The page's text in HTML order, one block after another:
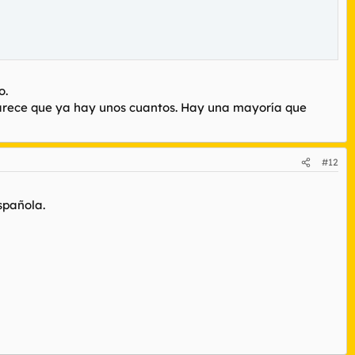
que ya hay unos cuantos. Hay una mayoría que
#12